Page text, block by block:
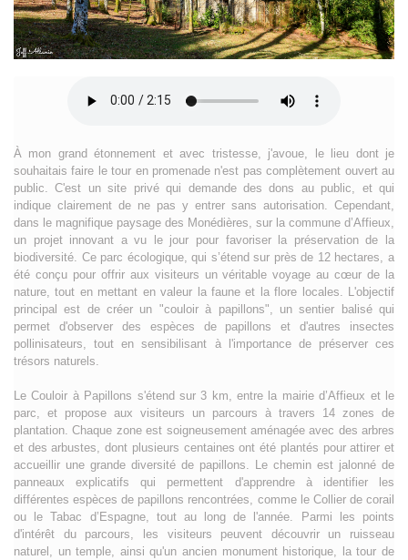
À mon grand étonnement et avec tristesse, j'avoue, le lieu dont je
souhaitais faire le tour en promenade n'est pas complètement ouvert au
public. C'est un site privé qui demande des dons au public, et qui
indique clairement de ne pas y entrer sans autorisation. Cependant,
dans le magnifique paysage des Monédières, sur la commune d’Affieux,
un projet innovant a vu le jour pour favoriser la préservation de la
biodiversité. Ce parc écologique, qui s’étend sur près de 12 hectares, a
été conçu pour offrir aux visiteurs un véritable voyage au cœur de la
nature, tout en mettant en valeur la faune et la flore locales. L'objectif
principal est de créer un "couloir à papillons", un sentier balisé qui
permet d'observer des espèces de papillons et d'autres insectes
pollinisateurs, tout en sensibilisant à l'importance de préserver ces
trésors naturels.
Le Couloir à Papillons s'étend sur 3 km, entre la mairie d’Affieux et le
parc, et propose aux visiteurs un parcours à travers 14 zones de
plantation. Chaque zone est soigneusement aménagée avec des arbres
et des arbustes, dont plusieurs centaines ont été plantés pour attirer et
accueillir une grande diversité de papillons. Le chemin est jalonné de
panneaux explicatifs qui permettent d'apprendre à identifier les
différentes espèces de papillons rencontrées, comme le Collier de corail
ou le Tabac d’Espagne, tout au long de l'année. Parmi les points
d'intérêt du parcours, les visiteurs peuvent découvrir un ruisseau
naturel, un temple, ainsi qu'un ancien monument historique, la tour de